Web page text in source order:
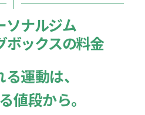
ソナルジム
ボックスの料金
運動は、
値段から。